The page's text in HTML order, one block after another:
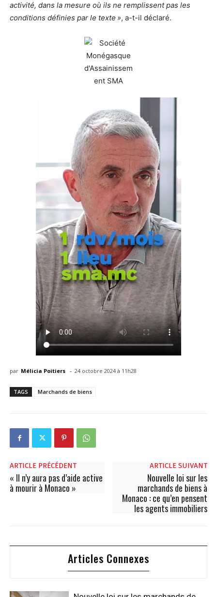
activité, dans la mesure où ils ne remplissent pas les
conditions définies par le texte », a-t-il déclaré.
par Mélicia Poitiers - 24 octobre 2024 à 11h28
TAGS Marchands de biens
ARTICLE PRÉCÉDENT
« Il n’y aura pas d’aide active
à mourir à Monaco »
ARTICLE SUIVANT
Nouvelle loi sur les
marchands de biens à
Monaco : ce qu’en pensent
les agents immobiliers
Articles Connexes